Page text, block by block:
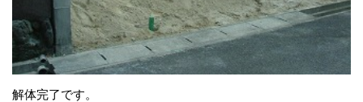
解体完了です。